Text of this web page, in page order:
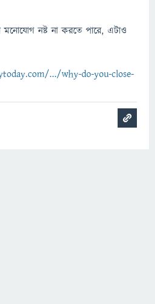
নষ্ট না করতে পারে, এটাও
.../why-do-you-close-